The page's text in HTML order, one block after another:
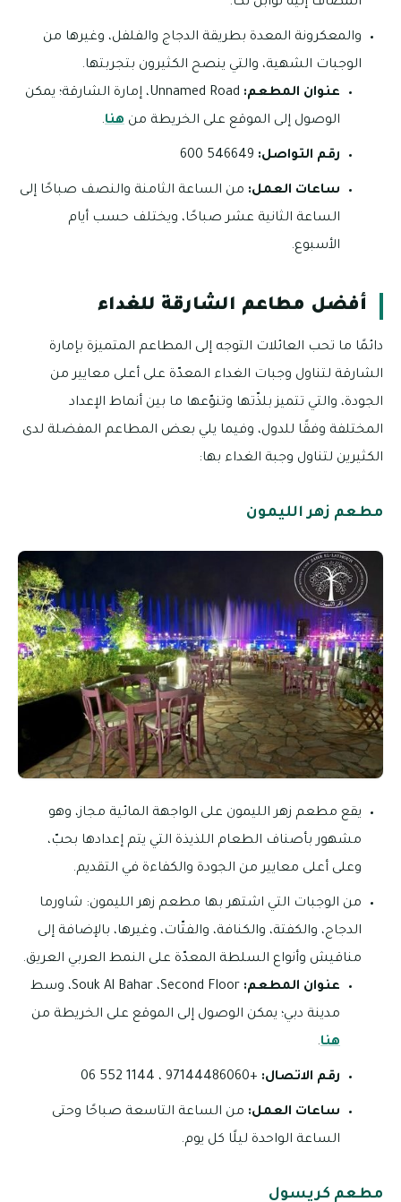
والمعكرونة المعدة بطريقة الدجاج والفلفل، وغيرها من
الوجبات الشهية، والتي ينصح الكثيرون بتجربتها.
عنوان المطعم:
Unnamed Road، إمارة الشارقة؛ يمكن
الوصول إلى الموقع على الخريطة من هنا.
رقم التواصل:
ساعات العمل: من الساعة الثامنة والنصف صباحًا إلى
الساعة الثانية عشر صباحًا، ويختلف حسب أيام
الأسبوع.
أفضل مطاعم الشارقة للغداء
دائمًا ما تحب العائلات التوجه إلى المطاعم المتميزة بإمارة
الشارقة لتناول وجبات الغداء المعدّة على أعلى معايير من
الجودة، والتي تتميز بلذّتها وتنوّعها ما بين أنماط الإعداد
المختلفة وفقًا للدول، وفيما يلي بعض المطاعم المفضلة لدى
الكثيرين لتناول وجبة الغداء بها:
مطعم زهر الليمون
يقع مطعم زهر الليمون على الواجهة المائية مجاز، وهو
مشهور بأصناف الطعام اللذيذة التي يتم إعدادها بحبّ،
وعلى أعلى معايير من الجودة والكفاءة في التقديم.
من الوجبات التي اشتهر بها مطعم زهر الليمون: شاورما
الدجاج، والكفتة، والكنافة، والفتّات، وغيرها، بالإضافة إلى
مناقيش وأنواع السلطة المعدّة على النمط العربي العريق.
عنوان المطعم:
Souk Al Bahar ،Second Floor، وسط
مدينة دبي؛ يمكن الوصول إلى الموقع على الخريطة من
هنا.
رقم الاتصال: +97144486060 ، 1144 552 06
ساعات العمل: من الساعة التاسعة صباحًا وحتى
الساعة الواحدة ليلًا كل يوم.
مطعم كريسول